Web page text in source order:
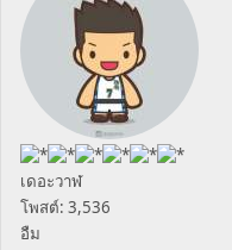
เดอะวาฬ
โพสต์: 3,536
อืม